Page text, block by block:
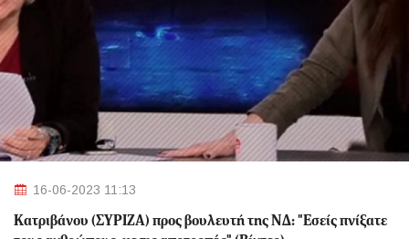
16-06-2023 11:13
Κατριβάνου (ΣΥΡΙΖΑ) προς βουλευτή της ΝΔ: "Εσείς πνίξατε